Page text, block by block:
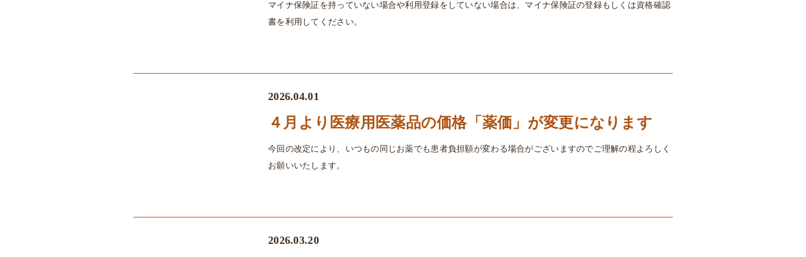
マイナ保険証を持っていない場合や利用登録をしていない場合は、マイナ保険証の登録もしくは資格確認
書を利用してください。
2026.04.01
４月より医療用医薬品の価格「薬価」が変更になります
今回の改定により、いつもの同じお薬でも患者負担額が変わる場合がございますのでご理解の程よろしく
お願いいたします。
2026.03.20